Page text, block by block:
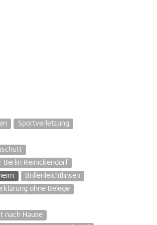
Sportverletzung
Berlin Reinickendorf
Brillenleichtlinsen
ohne Belege
nach Hause